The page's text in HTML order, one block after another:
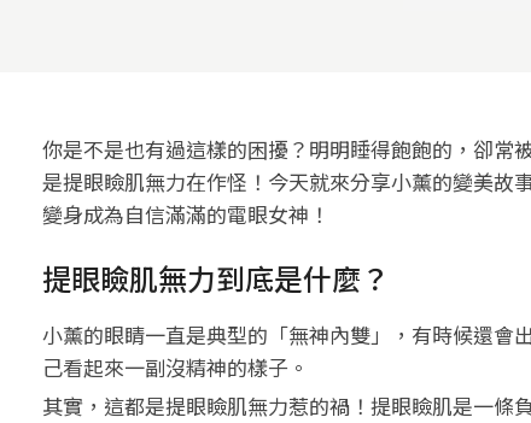
你是不是也有過這樣的困擾？明明睡得飽飽的，卻常
是提眼瞼肌無力在作怪！今天就來分享小薰的變美故
變身成為自信滿滿的電眼女神！
提眼瞼肌無力到底是什麼？
小薰的眼睛一直是典型的「無神內雙」，有時候還會
己看起來一副沒精神的樣子。
其實，這都是提眼瞼肌無力惹的禍！提眼瞼肌是一條